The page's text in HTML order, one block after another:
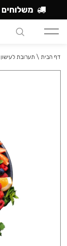
דף הבית \ תערובת לעישון
משלוחים